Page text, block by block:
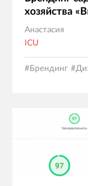
хозяйства
Анастасия
ICU
#Брендинг #